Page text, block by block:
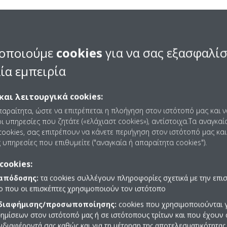
Inverter προσαρμόζουν
του συμπιεστή στις
τα σταματήματα που
ενέργεια έχουν ως
μειωμένη κατανάλωση
30%) και περισσότερο
θερμοκρασίες.
Συμπιεστής
αξιοπιστία και απόδοση σε
συμβατικούς
cookies για να σας
εμπειρία
λειτουργικά cookies:
ώστε να επιτρέπεται η πλοήγηση στον ιστότοπό μας και
υπηρεσίες που ζητάτε («ελάχιαστ cookies»), αντίστοιχα.Τα
σας επιτρέπουν να κάνετε περιήγηση στον ιστότοπό μας
υπηρεσίες που επιθυμείτε ("αναγκαία ή απαραίτητα cookies").
τα cookies συλλέγουν πληροφορίες σχετικά με την
που οι επισκέπτες χρησιμοποιούν τον ιστότοπο
προσωποποίησης: cookies που χρησιμοποιούνται
στον ιστότοπό μας ή σε ιστότοπους τρίτων και που έχουν